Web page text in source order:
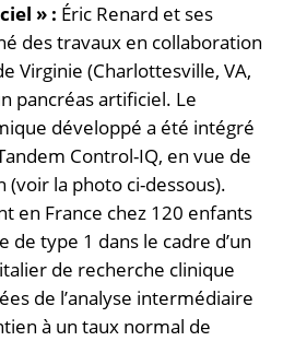
» : Éric Renard et ses
des travaux en collaboration
Virginie (Charlottesville, VA,
pancréas artificiel. Le
développé a été intégré
Control-IQ, en vue de
(voir la photo ci-dessous).
en France chez 120 enfants
de type 1 dans le cadre d’un
de recherche clinique
de l’analyse intermédiaire
à un taux normal de